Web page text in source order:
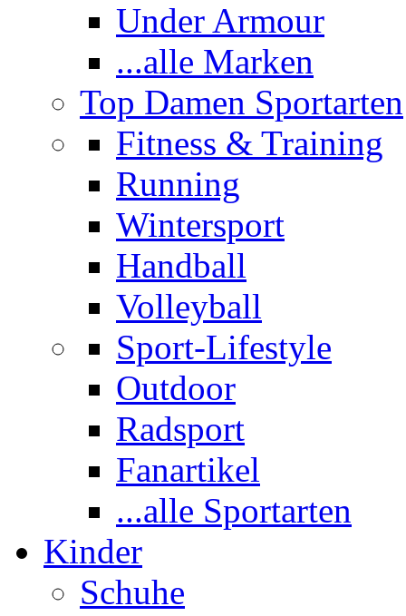
Under Armour
...alle Marken
Top Damen Sportarten
Fitness & Training
Running
Wintersport
Handball
Volleyball
Sport-Lifestyle
Outdoor
Radsport
Fanartikel
...alle Sportarten
Kinder
Schuhe